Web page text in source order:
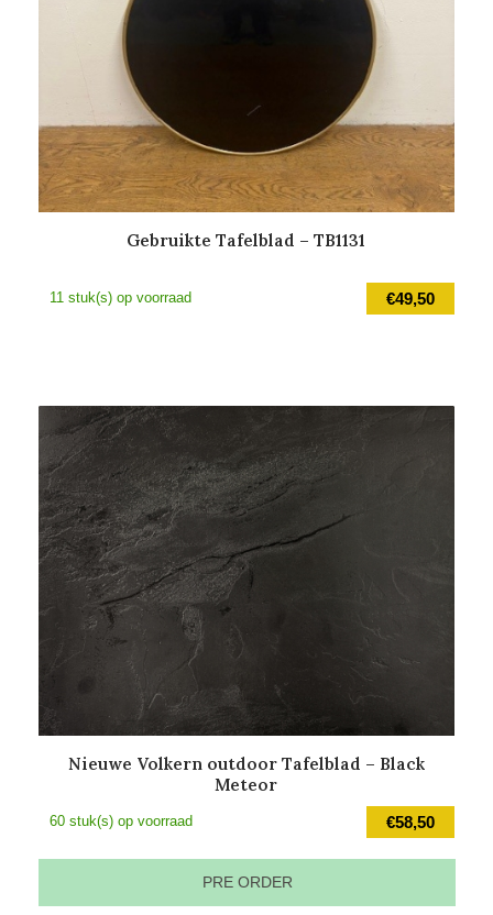
Gebruikte Tafelblad – TB1131
€49,50
11 stuk(s) op voorraad
Nieuwe Volkern outdoor Tafelblad – Black
Meteor
€58,50
60 stuk(s) op voorraad
PRE ORDER